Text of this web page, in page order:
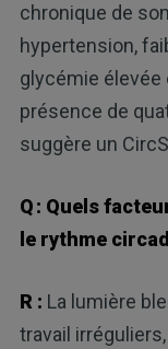
chronique de
hypertension,
glycémie
présence de
suggère un
Q : Quels
le rythme
R : La lumière
travail